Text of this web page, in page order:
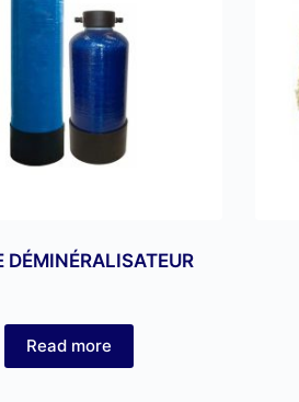
DÉMINÉRALISATEUR
Read more